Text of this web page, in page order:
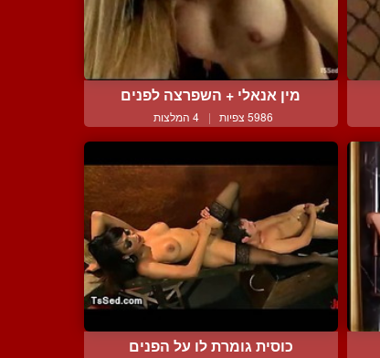
מין אנאלי + השפרצה לפנים
5986 צפיות | 4 המלצות
כוסית גומרת לו על הפנים